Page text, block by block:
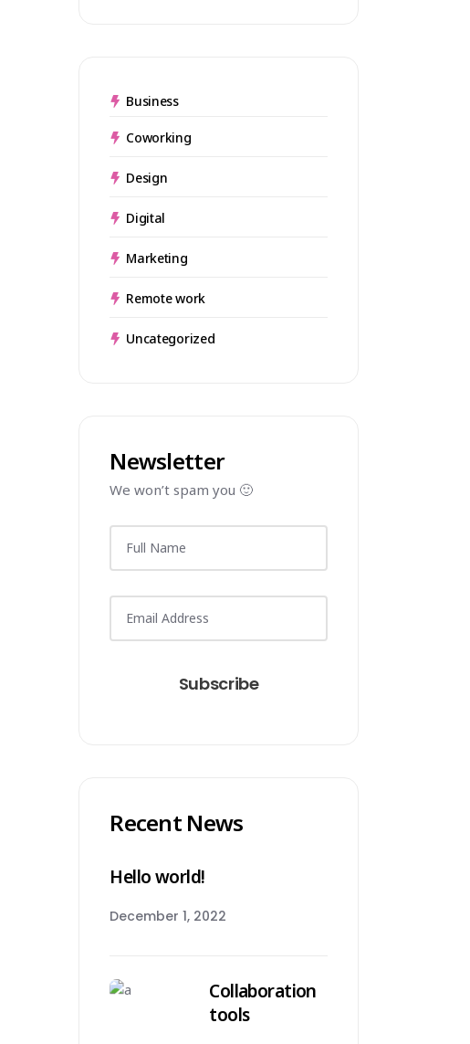
Business
Coworking
Design
Digital
Marketing
Remote work
Uncategorized
Newsletter
We won’t spam you 🙂
Subscribe
Recent News
Hello world!
December 1, 2022
Collaboration
tools